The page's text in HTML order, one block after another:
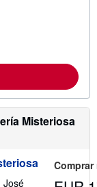
Misteriosa
José